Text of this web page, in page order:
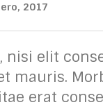
2017
elit
erat